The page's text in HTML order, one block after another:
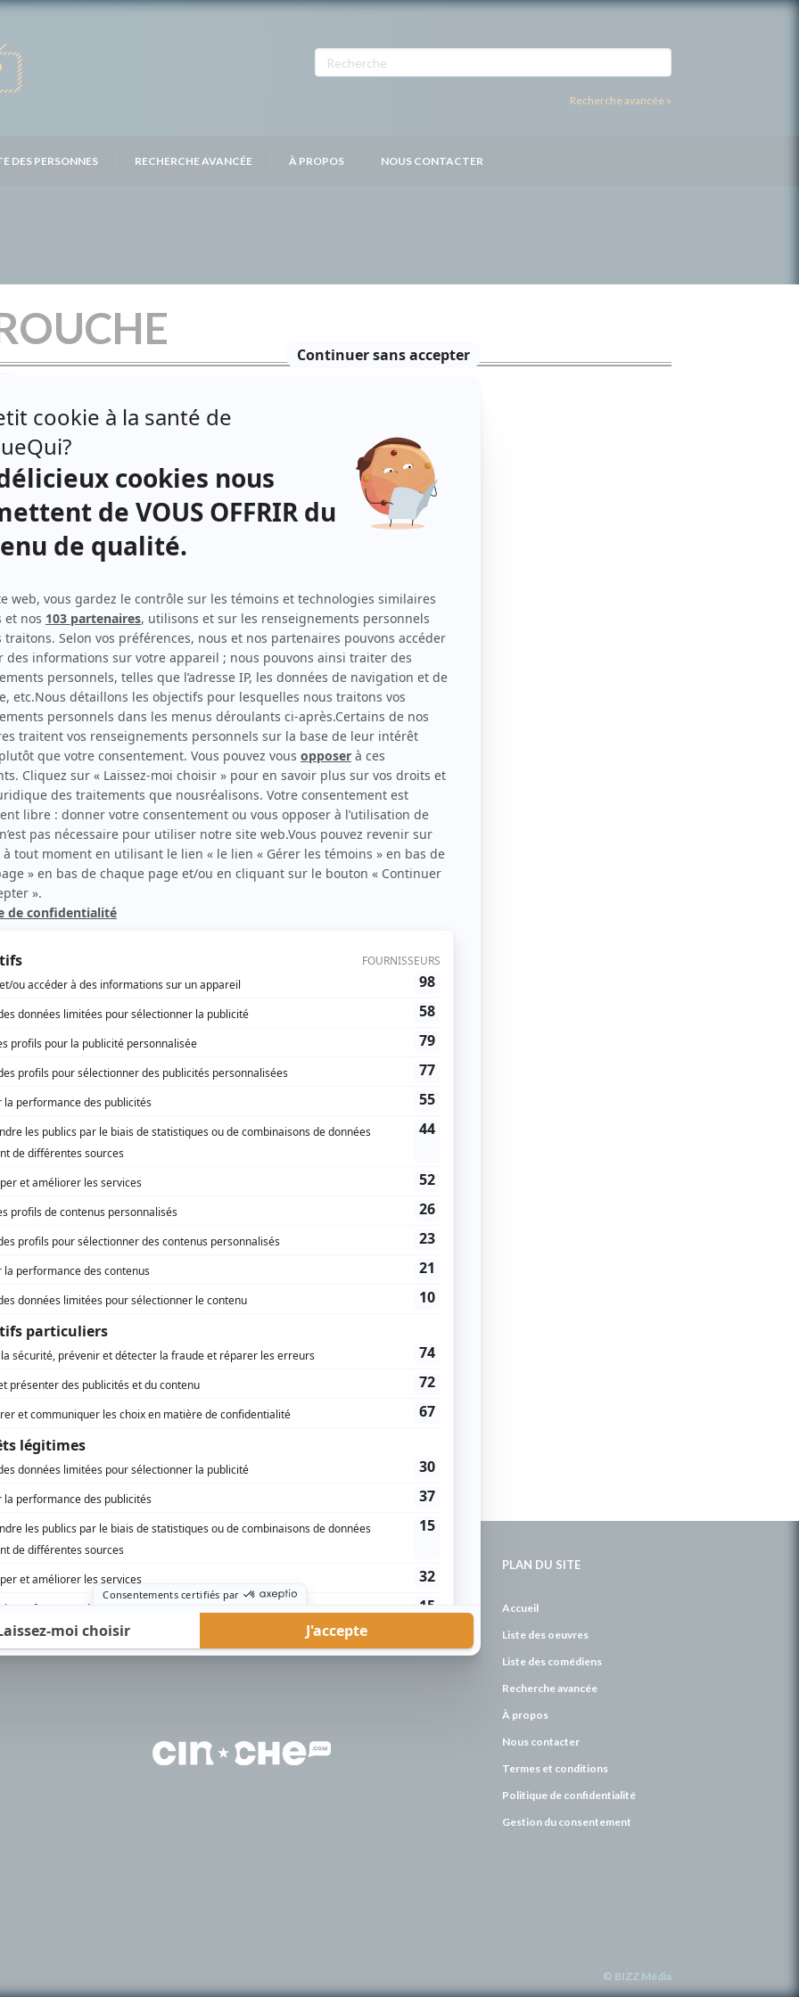
Recherche avancée »
DES PERSONNES RECHERCHE AVANCÉE À PROPOS NOUS CONTACTER
Lance et compte I-II-III(Luce Gagné
Autres contributions
AntigangProductrice
Antigang Script-éditrice
DumasProductrice
DumasScript-éditrice
DumasProductrice exécutive
Les ArmesScript-éditrice
STAT
Productrice
STATScript-éditrice
L'appelProductrice
Les RévoltésScript-éditrice
Les RévoltésProductrice
Les yeux fermés Productrice
À coeur battant (2023) Productrice
À coeur battant (2023) Script-éditrice
Sans rendez-vousProductrice
Le bonheur
District 31Productrice
District 31Productrice exécutive
District 31 Script-éditrice
Trauma Autrice
TraumaProductrice exécutive
Un homme mort
Music Hall
Autrice
Paparazzi
PaparazziProductrice associée
Le masqueAutrice
Innocence
UrgenceAutrice
MiséricordeAutrice
Scoop
Autrice
carbure à son petit écran. Celui qu’on surnomme parfois «l’encyclopédie de
à 2001. Sa spécialité: la télé québécoise. On peut l’entendre régulièrement
PLAN DU SITE
Accueil
Liste des oeuvres
Liste des comédiens
Recherche avancée
À propos
Nous contacter
Termes et conditions
Politique de confidentialité
Gestion du consentement
© BIZZ Média